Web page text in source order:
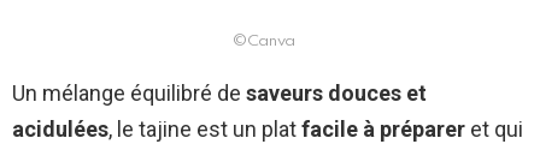
©Canva
Un mélange équilibré de saveurs douces et
acidulées, le tajine est un platfacile à préparer et qui